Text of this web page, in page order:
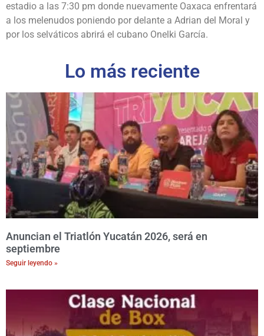
estadio a las 7:30 pm donde nuevamente Oaxaca enfrentará
a los melenudos poniendo por delante a Adrian del Moral y
por los selváticos abrirá el cubano Onelki García.
Lo más reciente
Anuncian el Triatlón Yucatán 2026, será en
septiembre
Seguir leyendo »